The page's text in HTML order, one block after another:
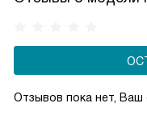
не уступает
Отзывов пока нет,